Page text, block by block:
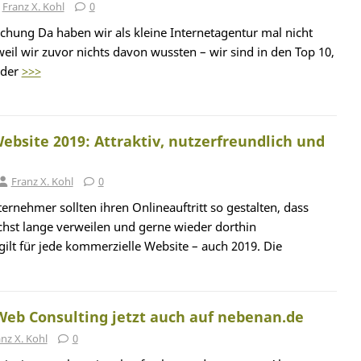
Franz X. Kohl 0
Da haben wir als kleine Internetagentur mal nicht
wir zuvor nichts davon wussten – wir sind in den Top 10,
>>>
2019: Attraktiv, nutzerfreundlich und
Franz X. Kohl 0
sollten ihren Onlineauftritt so gestalten, dass
lange verweilen und gerne wieder dorthin
für jede kommerzielle Website – auch 2019. Die
Consulting jetzt auch auf nebenan.de
X. Kohl 0